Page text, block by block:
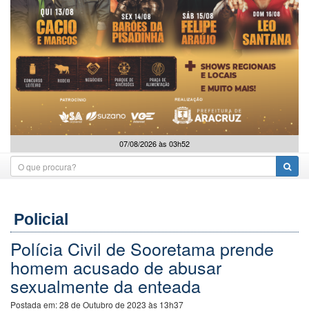
07/08/2026 às 03h52
Policial
Polícia Civil de Sooretama prende
homem acusado de abusar
sexualmente da enteada
Postada em:28 de Outubro de 2023 às 13h37